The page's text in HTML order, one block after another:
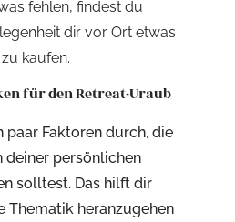
fehlen, findest du
dir vor Ort etwas
kaufen.
für den Retreat-Uraub
paar Faktoren durch, die
persönlichen
solltest. Das hilft dir
Thematik heranzugehen